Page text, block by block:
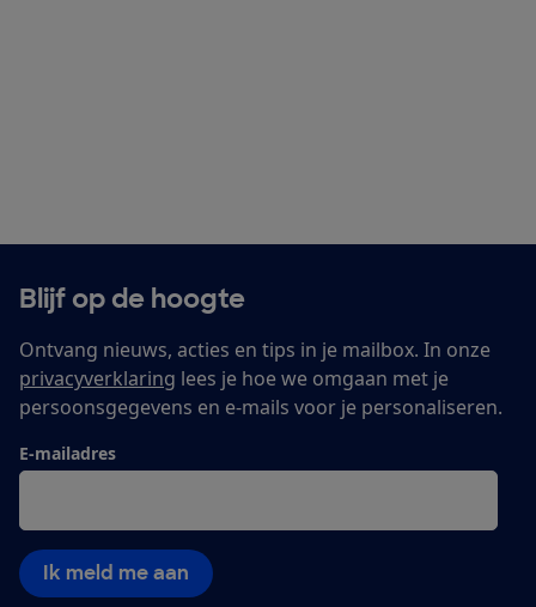
Blijf op de hoogte
Ontvang nieuws, acties en tips in je mailbox. In onze
privacyverklaring lees je hoe we omgaan met je
persoonsgegevens en e-mails voor je personaliseren.
E-mailadres
Ik meld me aan